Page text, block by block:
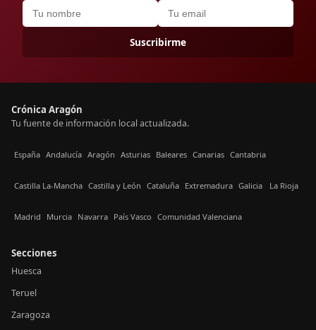
Suscribirme
Crónica Aragón
Tu fuente de información local actualizada.
España Andalucía Aragón Asturias Baleares Canarias Cantabria
Castilla La-Mancha Castilla y León Cataluña Extremadura Galicia La Rioja
Madrid Murcia Navarra País Vasco Comunidad Valenciana
Secciones
Huesca
Teruel
Zaragoza